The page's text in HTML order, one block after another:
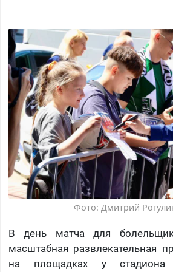
Фото: Дмитрий
В день матча для
масштабная развлекательная
на площадках у стадиона